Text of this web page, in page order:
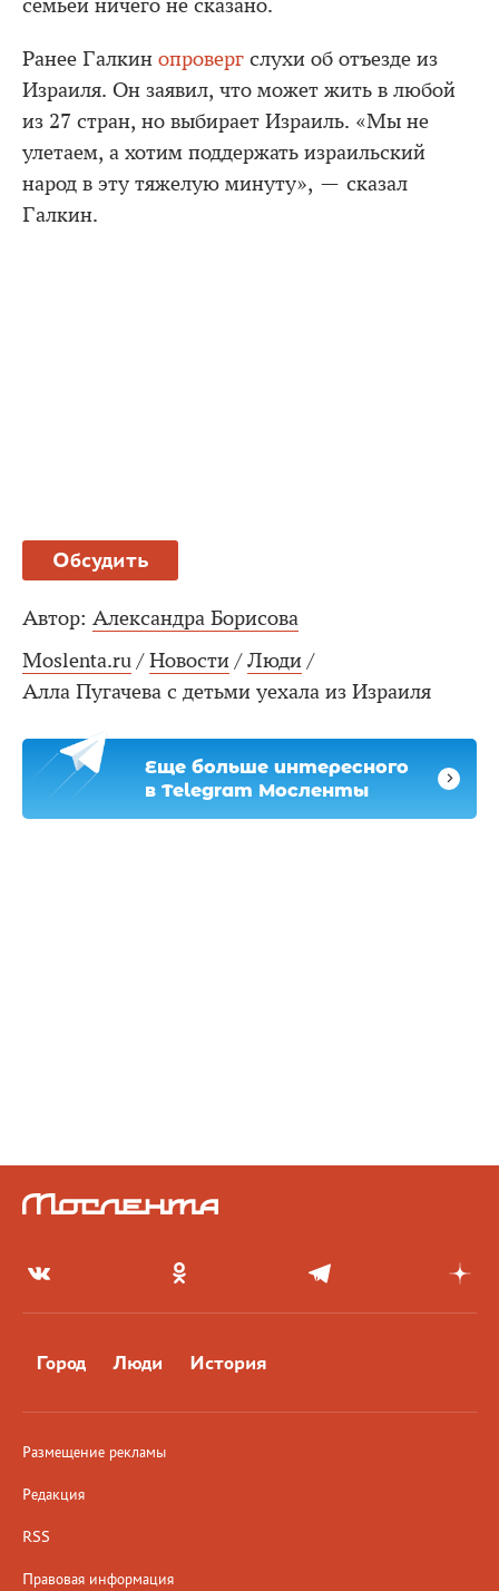
семьей ничего не сказано.
Ранее Галкин опроверг слухи об отъезде из
Израиля. Он заявил, что может жить в любой
из 27 стран, но выбирает Израиль. «Мы не
улетаем, а хотим поддержать израильский
народ в эту тяжелую минуту», — сказал
Галкин.
Обсудить
Автор: Александра Борисова
Moslenta.ru / Новости / Люди /
Алла Пугачева с детьми уехала из Израиля
Еще больше интересного
в Telegram Мосленты
Город Люди История
Размещение рекламы
Редакция
RSS
Правовая информация